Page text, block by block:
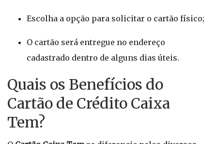
Escolha a opção para solicitar o cartão físico;
O cartão será entregue no endereço
cadastrado dentro de alguns dias úteis.
Quais os Benefícios do
Cartão de Crédito Caixa
Tem?